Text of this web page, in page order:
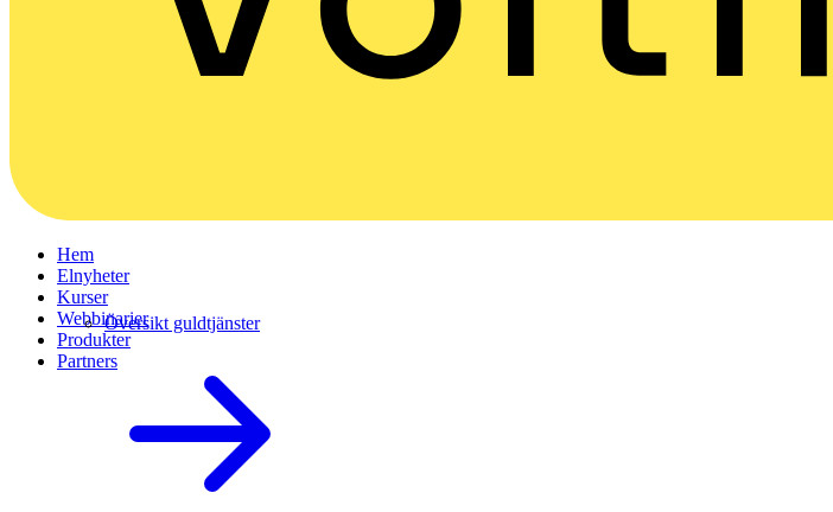
Hem
Elnyheter
Kurser
Webbinarier
Produkter
Partners
Översikt guldtjänster